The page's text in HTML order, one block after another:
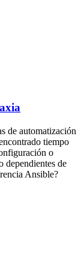
de automatización
tiempo
o
dependientes de
Ansible?